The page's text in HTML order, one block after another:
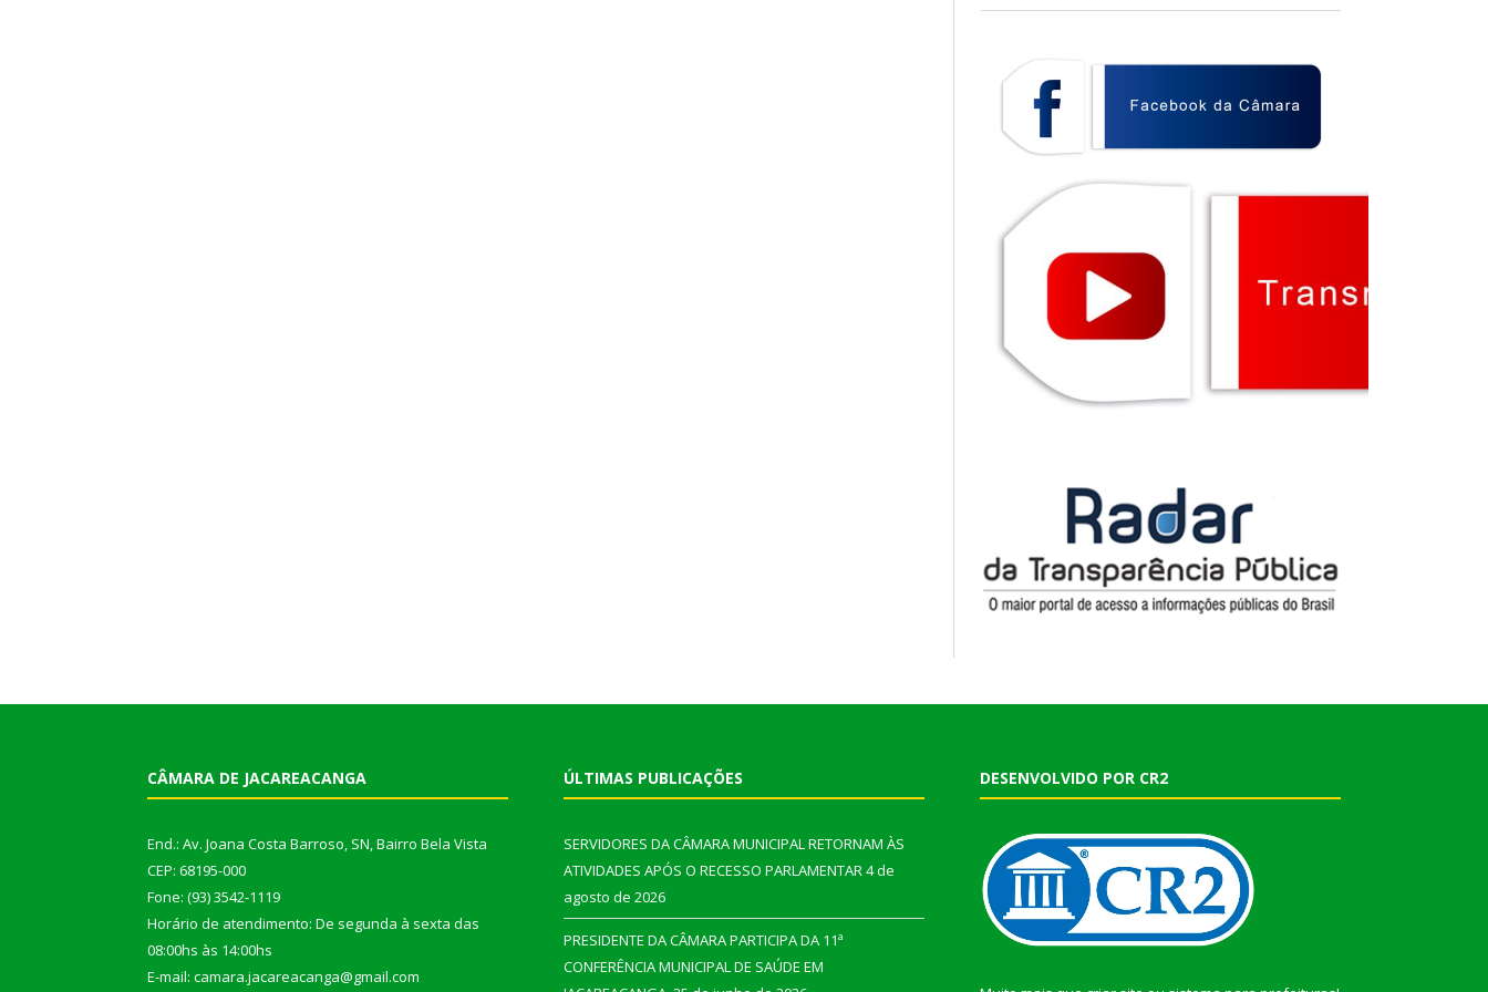
CÂMARA DE JACAREACANGA
End.: Av. Joana Costa Barroso, SN, Bairro Bela Vista
CEP: 68195-000
Fone: (93) 3542-1119
Horário de atendimento: De segunda à sexta das
08:00hs às 14:00hs
E-mail: camara.jacareacanga@gmail.com
ÚLTIMAS PUBLICAÇÕES
SERVIDORES DA CÂMARA MUNICIPAL RETORNAM ÀS
ATIVIDADES APÓS O RECESSO PARLAMENTAR4 de
agosto de 2026
PRESIDENTE DA CÂMARA PARTICIPA DA 11ª
CONFERÊNCIA MUNICIPAL DE SAÚDE EM
DESENVOLVIDO POR CR2